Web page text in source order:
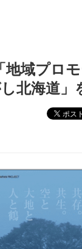
、8月の「地域プロモ
地域プロ
北海道」
ポスト